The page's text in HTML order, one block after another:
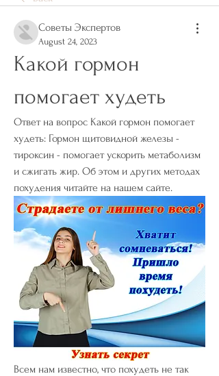
Советы Экспертов
August 24, 2023
Какой гормон
помогает худеть
Ответ на вопрос Какой гормон помогает
худеть: Гормон щитовидной железы -
тироксин - помогает ускорить метаболизм
и сжигать жир. Об этом и других методах
похудения читайте на нашем сайте.
Всем нам известно, что похудеть не так